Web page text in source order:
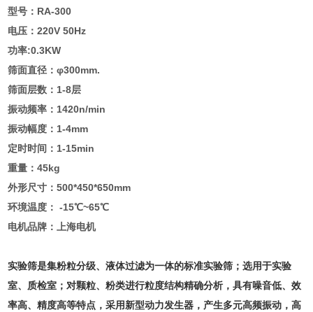
型号：RA-300
电压：220V 50Hz
功率:0.3KW
筛面直径：φ300mm.
筛面层数：1-8层
振动频率：1420n/min
振动幅度：1-4mm
定时时间：1-15min
重量：45kg
外形尺寸：500*450*650mm
环境温度： -15℃~65℃
电机品牌：上海电机
实验筛是集粉粒分级、液体过滤为一体的标准实验筛；选用于实验
室、质检室；对颗粒、粉类进行粒度结构精确分析，具有噪音低、效
率高、精度高等特点，采用新型动力发生器，产生多元高频振动，高